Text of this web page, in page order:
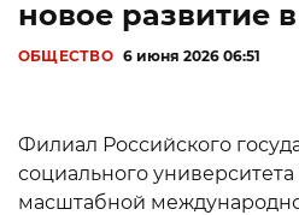
новое развитие
ОБЩЕСТВО 6 июня 2026 06:51
Филиал Российского
социального
масштабной